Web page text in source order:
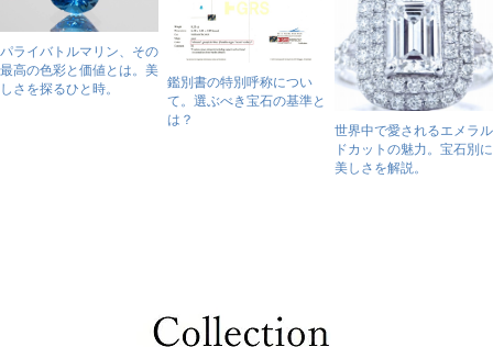
パライバトルマリン、その
最高の色彩と価値とは。美
しさを探るひと時。
鑑別書の特別呼称につい
て。選ぶべき宝石の基準と
は？
世界中で愛されるエメラル
ドカットの魅力。宝石別に
美しさを解説。